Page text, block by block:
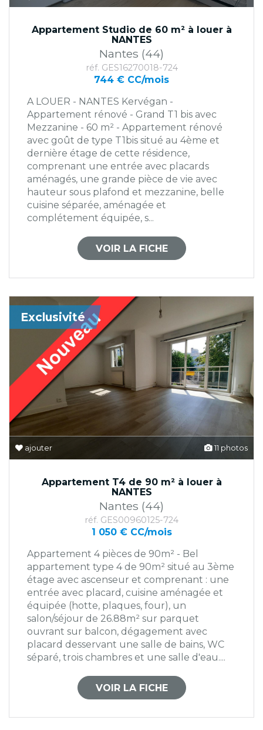
Appartement Studio de 60 m² à louer à
NANTES
Nantes (44)
réf. GES16270018-724
744 € CC/mois
A LOUER - NANTES Kervégan -
Appartement rénové - Grand T1 bis avec
Mezzanine - 60 m² - Appartement rénové
avec goût de type T1bis situé au 4ème et
dernière étage de cette résidence,
comprenant une entrée avec placards
aménagés, une grande pièce de vie avec
hauteur sous plafond et mezzanine, belle
cuisine séparée, aménagée et
complétement équipée, s...
VOIR LA FICHE
11 photos
ajouter
Exclusivité
Appartement T4 de 90 m² à louer à
NANTES
Nantes (44)
réf. GES00960125-724
1 050 € CC/mois
Appartement 4 pièces de 90m² - Bel
appartement type 4 de 90m² situé au 3ème
étage avec ascenseur et comprenant : une
entrée avec placard, cuisine aménagée et
équipée (hotte, plaques, four), un
salon/séjour de 26.88m² sur parquet
ouvrant sur balcon, dégagement avec
placard desservant une salle de bains, WC
séparé, trois chambres et une salle d'eau....
VOIR LA FICHE